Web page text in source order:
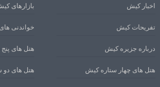
اخبار کیش بازارهای
تفریحات کیش خواندنی
درباره جزیره کیش هتل های
هتل های چهار ستاره کیش هتل های دو